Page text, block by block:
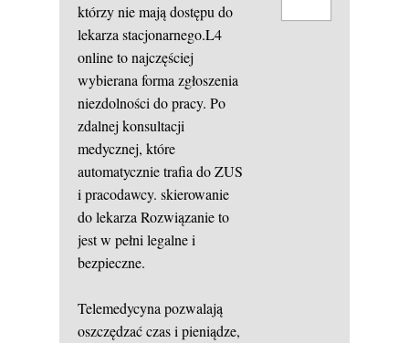
którzy nie mają dostępu do
lekarza stacjonarnego.L4
online to najczęściej
wybierana forma zgłoszenia
niezdolności do pracy. Po
zdalnej konsultacji
medycznej, które
automatycznie trafia do ZUS
i pracodawcy. skierowanie
do lekarzaRozwiązanie to
jest w pełni legalne i
bezpieczne.
Telemedycyna pozwalają
oszczędzać czas i pieniądze,